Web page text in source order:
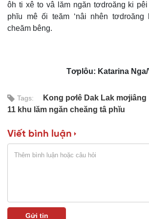
ôh ti xê to vâ lăm ngăn tơdroăng ki pêi
phĭu mê ối teăm ‘nâi nhên
cheăm bêng.
Tơplôu: Katarina
Tags:
Kong pơlê Dak Lak mơjiâng
11 khu lăm ngăn cheăng tâ phĭu
Viết bình luận